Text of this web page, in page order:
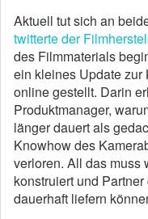
Aktuell tut sich an
twitterte der
des Filmmaterials
ein kleines Update
online gestellt. Darin
Produktmanager,
länger dauert als
Knowhow des
verloren. All das muss
konstruiert und
dauerhaft liefern